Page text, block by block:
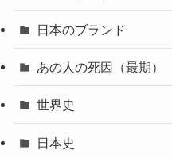
日本のブランド
あの人の死因（最期）
世界史
日本史